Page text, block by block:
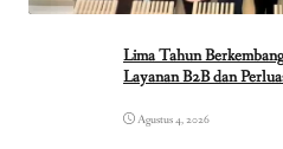
Lima Tahun
Layanan B2B dan
Agustus 4, 2026